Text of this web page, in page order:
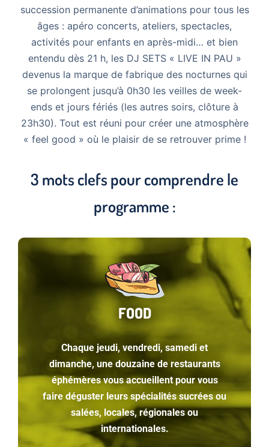
succession permanente d’animations pour tous les
âges : apéro concerts, ateliers, spectacles,
activités pour enfants en après-midi… et bien
entendu dès 21 h, les DJ SETS « LIVE IN PAU »
devenus la marque de fabrique des nocturnes qui
se prolongent jusqu’à 0h30 les veilles de week-
ends et jours fériés (les autres soirs, clôture à
23h30). Tout est réuni pour créer une atmosphère
« feel good » où le plaisir de se retrouver prime !
3 mots clefs pour comprendre le
programme :
FOOD
Chaque jeudi, vendredi, samedi et
dimanche, une douzaine de restaurants
éphémères vous accueillent pour vous
faire déguster leurs spécialités sucrées ou
salées, locales, régionales ou
internationales.